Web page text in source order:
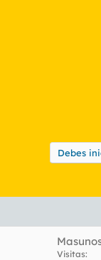
caca y deja restos
Debes
Visitas